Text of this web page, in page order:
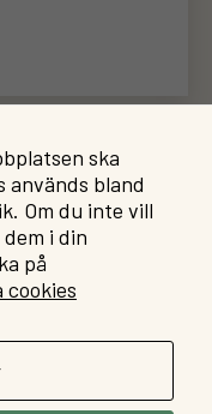
grupp
ska
används bland
Om du inte vill
i din
på
cookies